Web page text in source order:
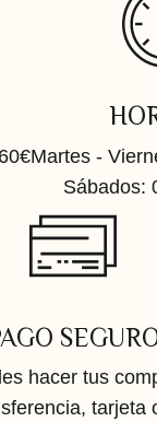
Martes -
Sábados:
hacer tus
tarjeta